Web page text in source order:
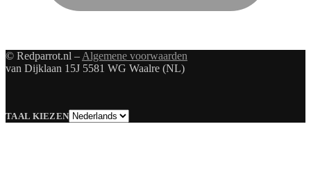
© Redparrot.nl – Algemene voorwaarden
van Dijklaan 15J 5581 WG Waalre (NL)
TAAL KIEZENTaal